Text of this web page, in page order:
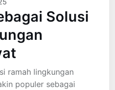
Solusi
ramah lingkungan
populer sebagai